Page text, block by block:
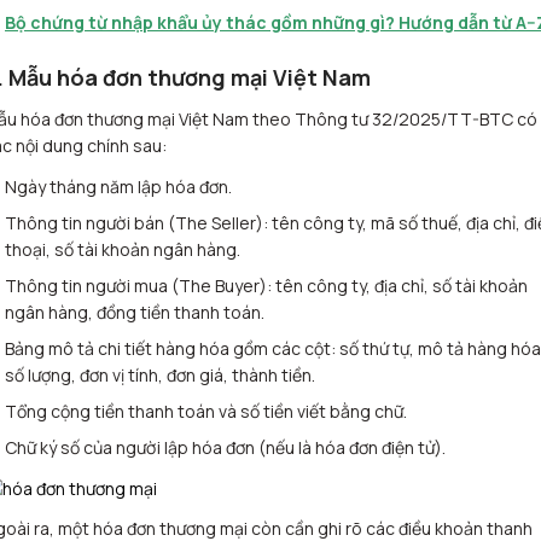
Bộ chứng từ nhập khẩu ủy thác gồm những gì? Hướng dẫn từ
Mẫu hóa đơn thương mại Việt Nam
hóa đơn thương mại Việt Nam theo Thông tư 32/2025/TT-BTC có
nội dung chính sau:
Ngày tháng năm lập hóa đơn.
Thông tin người bán (The Seller): tên công ty, mã số thuế, địa chỉ,
thoại, số tài khoản ngân hàng.
Thông tin người mua (The Buyer): tên công ty, địa chỉ, số tài khoản
ngân hàng, đồng tiền thanh toán.
Bảng mô tả chi tiết hàng hóa gồm các cột: số thứ tự, mô tả hàng
số lượng, đơn vị tính, đơn giá, thành tiền.
Tổng cộng tiền thanh toán và số tiền viết bằng chữ.
Chữ ký số của người lập hóa đơn (nếu là hóa đơn điện tử).
ra, một hóa đơn thương mại còn cần ghi rõ các điều khoản thanh